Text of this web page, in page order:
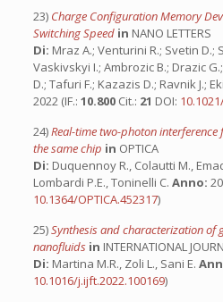
23) Charge Configuration Memory
Switching Speed in NANO LETTERS
Di: Mraz A.; Venturini R.; Svetin D.;
Vaskivskyi I.; Ambrozic B.; Drazic
D.; Tafuri F.; Kazazis D.; Ravnik J.;
2022 (IF.: 10.800 Cit.: 21 DOI:
24)Real-time two-photon
the same chip in OPTICA
Di: Duquennoy R., Colautti M.,
Lombardi P.E., Toninelli C. Anno:
10.1364/OPTICA.452317)
25)Synthesis and characterization of
nanofluids in INTERNATIONAL
Di: Martina M.R., Zoli L., Sani E.
10.1016/j.ijft.2022.100169)